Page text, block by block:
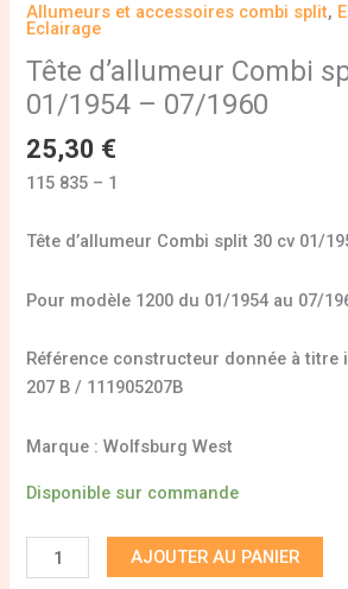
Allumeurs et accessoires combi split,
Eclairage
Tête d’allumeur Combi
01/1954 – 07/1960
25,30 €
115 835 – 1
Tête d’allumeur Combi split 30 cv 01/
Pour modèle 1200 du 01/1954 au 07/
Référence constructeur donnée à titre
207 B / 111905207B
Marque : Wolfsburg West
Disponible sur commande
AJOUTER AU PANIER